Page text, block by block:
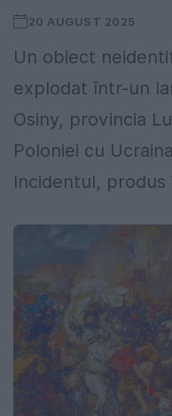
20 AUGUST 2025
Un obiect
explodat într-un
Osiny, provincia
Poloniei cu
Incidentul, produs